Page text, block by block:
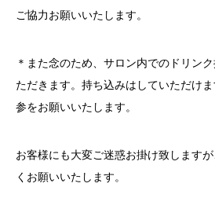
ご協力お願いいたします。
＊また念のため、サロン内でのドリン
ただきます。持ち込みはしていただけ
参をお願いいたします。
お客様にも大変ご迷惑お掛け致します
くお願いいたします。